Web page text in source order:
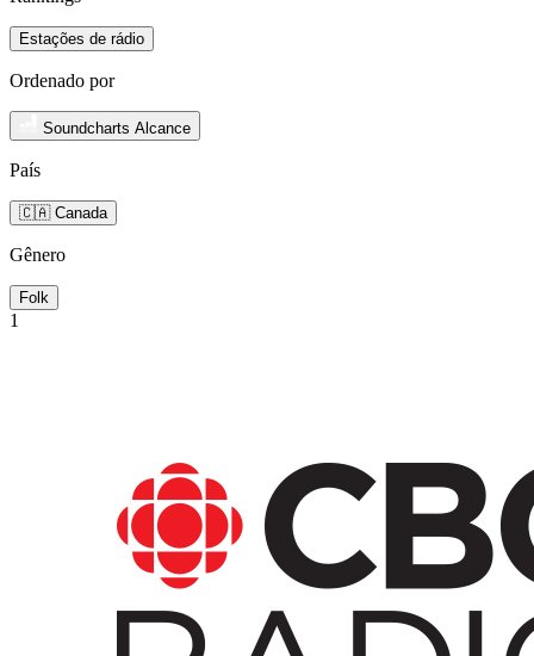
Estações de rádio
Ordenado por
Soundcharts Alcance
País
🇨🇦 Canada
Gênero
Folk
1